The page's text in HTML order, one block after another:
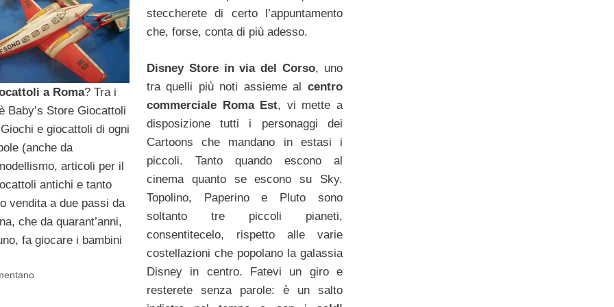
steccherete di certo l’appuntamento
che, forse, conta di più adesso.
Disney Store in via del Corso, uno
tra quelli più noti assieme al centro
commerciale Roma Est, vi mette a
disposizione tutti i personaggi dei
Cartoons che mandano in estasi i
piccoli. Tanto quando escono al
cinema quanto se escono su Sky.
Topolino, Paperino e Pluto sono
soltanto tre piccoli pianeti,
consentitecelo, rispetto alle varie
costellazioni che popolano la galassia
Disney in centro. Fatevi un giro e
resterete senza parole: è un salto
a Roma? Tra i
Baby’s Store Giocattoli
e giocattoli di ogni
(anche da
articoli per il
antichi e tanto
vendita a due passi da
che da quarant’anni,
fa giocare i bambini